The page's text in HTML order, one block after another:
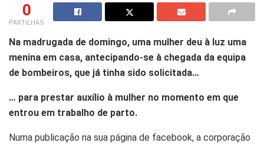
0
PARTILHAS
Na madrugada de domingo, uma mulher deu à luz uma
menina em casa, antecipando-se à chegada da equipa
de bombeiros, que já tinha sido solicitada…
… para prestar auxílio à mulher no momento em que
entrou em trabalho de parto.
Numa publicação na sua página de facebook, a corporação